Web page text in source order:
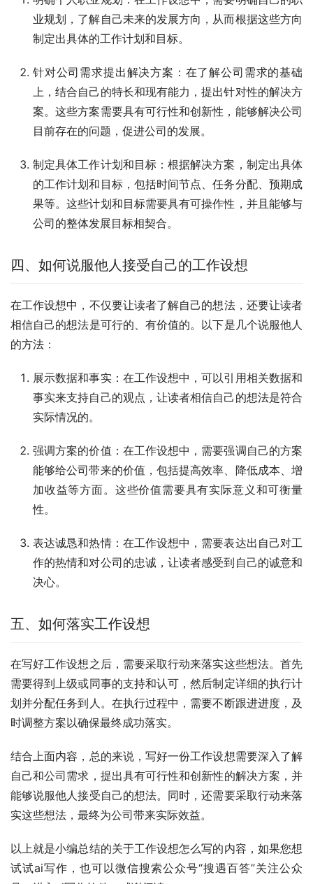
业规划，了解自己未来的发展方向，从而根据这些方向
制定出具体的工作计划和目标。
针对公司需求提出解决方案：在了解公司需求的基础
上，结合自己的特长和现有能力，提出针对性的解决方
案。这些方案需要具有可行性和创新性，能够解决公司
目前存在的问题，促进公司的发展。
制定具体工作计划和目标：根据解决方案，制定出具体
的工作计划和目标，包括时间节点、任务分配、预期成
果等。这些计划和目标需要具有可操作性，并且能够与
公司的整体发展目标相契合。
四、如何说服他人接受自己的工作设想
在工作设想中，不仅要让读者了解自己的想法，还要让读者
相信自己的想法是可行的、有价值的。以下是几个说服他人
的方法：
展示数据和事实：在工作设想中，可以引用相关数据和
事实来支持自己的观点，让读者相信自己的想法是符合
实际情况的。
强调方案的价值：在工作设想中，需要强调自己的方案
能够给公司带来的价值，包括提高效率、降低成本、增
加收益等方面。这些价值需要具有实际意义和可衡量
性。
表达诚恳和热情：在工作设想中，需要表达出自己对工
作的热情和对公司的忠诚，让读者感受到自己的诚意和
决心。
五、如何落实工作设想
在写好工作设想之后，需要采取行动来落实这些想法。首先
需要得到上级或同事的支持和认可，然后制定详细的执行计
划并分配任务到人。在执行过程中，需要不断跟进进度，及
时调整方案以确保最终成功落实。
结合上面内容，总的来说，写好一份工作设想需要深入了解
自己和公司需求，提出具有可行性和创新性的解决方案，并
能够说服他人接受自己的想法。同时，还需要采取行动来落
实这些想法，最终为公司带来实际效益。
以上就是小编总结的关于工作设想怎么写的内容，如果您想
试试ai写作，也可以微信搜索公众号“搜遇百答”关注公众